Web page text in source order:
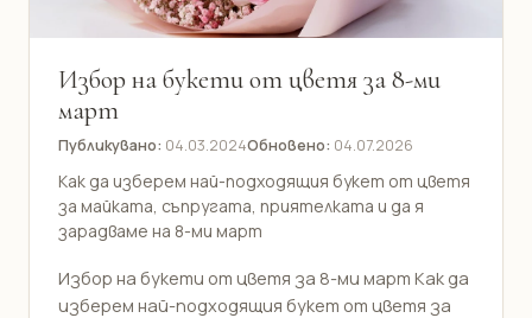
Избор на букети от цветя за 8-ми
март
Публикувано: 04.03.2024Обновено: 04.07.2026
Как да изберем най-подходящия букет от цветя
за майката, съпругата, приятелката и да я
зарадваме на 8-ми март
Избор на букети от цветя за 8-ми март Как да
изберем най-подходящия букет от цветя за